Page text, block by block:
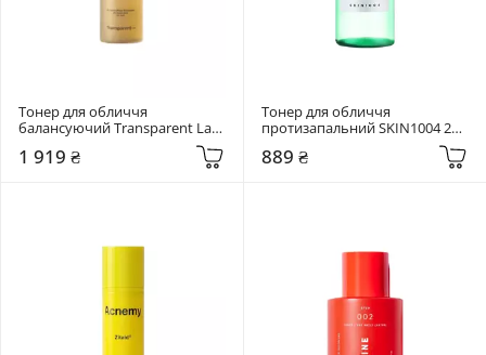
Тонер для обличчя
балансуючий Transparent Lab
1 919 ₴
Тонер для обличчя
протизапальний SKIN1004 210
мл Madagascar Centella Tea-
Trica Purifying Toner
889 ₴